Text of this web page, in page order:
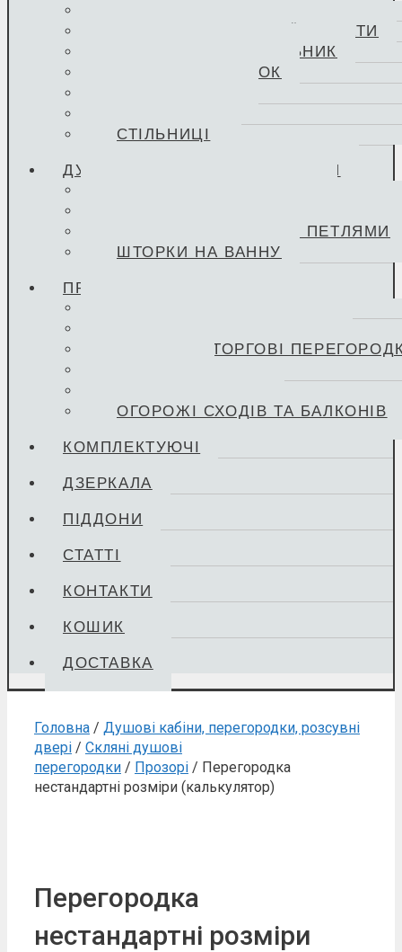
ПОЛИЦІ ДЛЯ ВАННОЇ КІМНАТИ
ПОЛИЦІ В ХОЛОДИЛЬНИК
СКЛО ДО ДУХОВОК
СТІЛЬНИЦІ
ДУШОВІ КАБІНИ, ПЕРЕГОРОДКИ
РОЗПАШНІ ДУШОВІ З ПЕТЛЯМИ
ШТОРКИ НА ВАННУ
ПРОДУКЦІЯ ЗІ СКЛА
ОФІСНІ ТА ТОРГОВІ
ОГОРОЖІ СХОДІВ ТА БАЛКОНІВ
КОМПЛЕКТУЮЧІ
ДЗЕРКАЛА
ПІДДОНИ
СТАТТІ
КОНТАКТИ
КОШИК
ДОСТАВКА
Головна / Душові кабіни, перегородки, розсувні
двері / Скляні душові
перегородки / Прозорі / Перегородка
нестандартні розміри (калькулятор)
Перегородка
нестандартні розміри